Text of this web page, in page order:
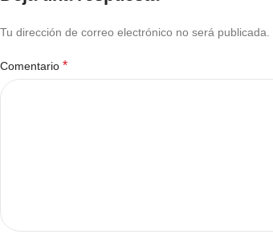
Tu dirección de correo electrónico no será publicada.
Comentario *